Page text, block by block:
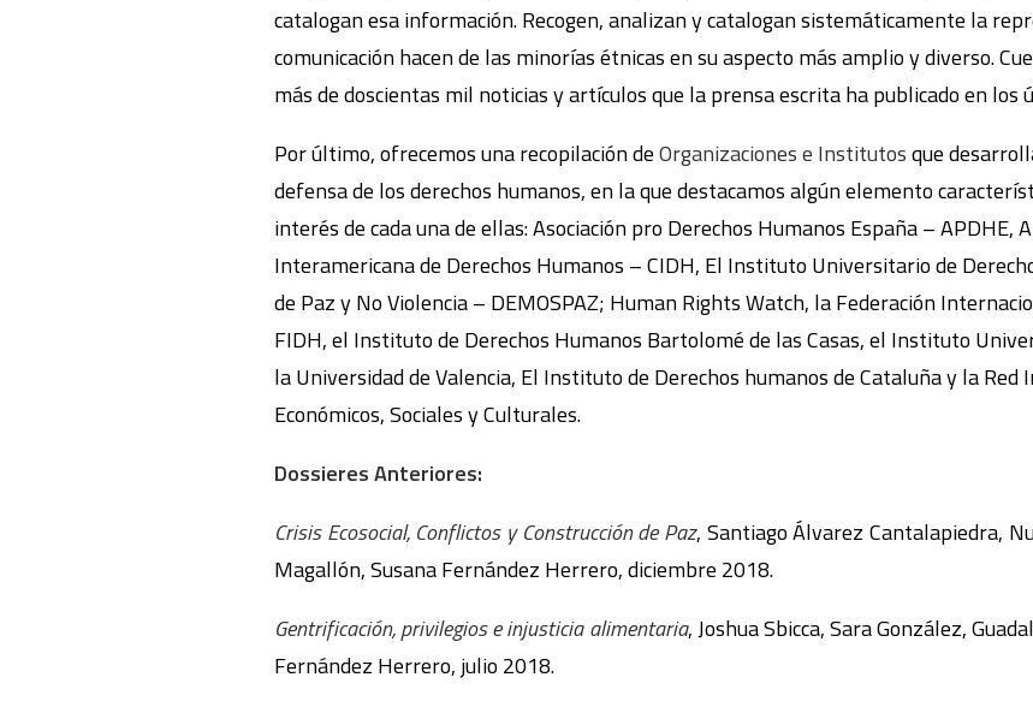
catalogan esa información. Recogen, analizan y catalogan sistemáticamente la
comunicación hacen de las minorías étnicas en su aspecto más amplio y diverso.
más de doscientas mil noticias y artículos que la prensa escrita ha publicado en los
Por último, ofrecemos una recopilación deOrganizaciones e Institutosque
defensa de los derechos humanos, en la que destacamos algún elemento
interés de cada una de ellas: Asociación pro Derechos Humanos España –
Interamericana de Derechos Humanos – CIDH, El Instituto Universitario de
de Paz y No Violencia – DEMOSPAZ; Human Rights Watch, la Federación
FIDH, el Instituto de Derechos Humanos Bartolomé de las Casas, el Instituto
la Universidad de Valencia, El Instituto de Derechos humanos de Cataluña y la
Económicos, Sociales y Culturales.
Dossieres Anteriores:
Crisis Ecosocial, Conflictos y Construcción de Paz, Santiago Álvarez Cantalapiedra,
Magallón, Susana Fernández Herrero, diciembre 2018.
Gentrificación, privilegios e injusticia alimentaria, Joshua Sbicca, Sara González,
Fernández Herrero, julio 2018.